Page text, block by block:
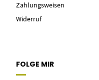
Zahlungsweisen
Widerruf
FOLGE MIR